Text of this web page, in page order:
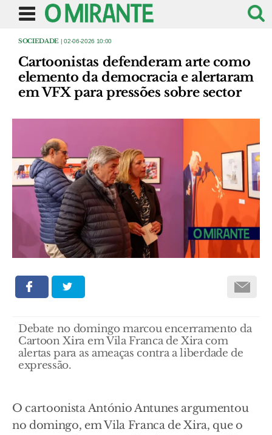
SOCIEDADE | 02-06-2026 10:00
Cartoonistas defenderam arte como
elemento da democracia e alertaram
em VFX para pressões sobre sector
Debate no domingo marcou encerramento da
Cartoon Xira em Vila Franca de Xira com
alertas para as ameaças contra a liberdade de
expressão.
O cartoonista António Antunes argumentou
no domingo, em Vila Franca de Xira, que o